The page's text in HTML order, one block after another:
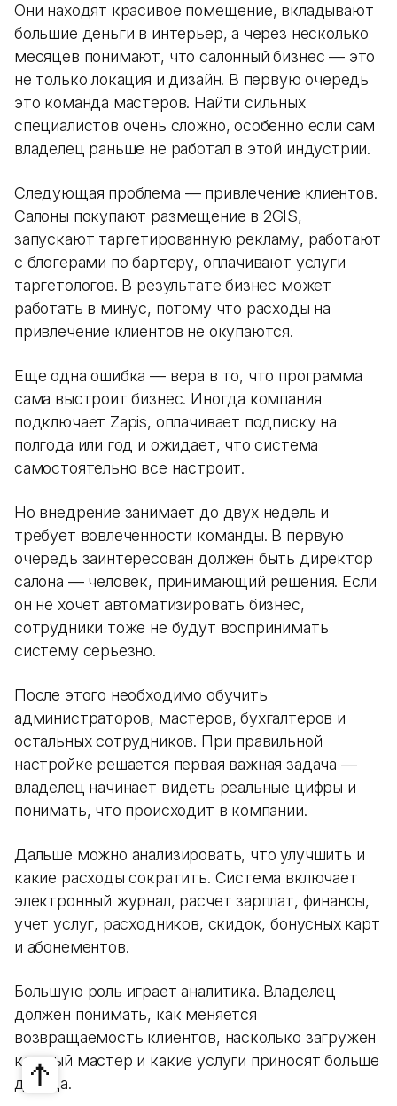
Они находят красивое помещение, вкладывают
большие деньги в интерьер, а через несколько
месяцев понимают, что салонный бизнес — это
не только локация и дизайн. В первую очередь
это команда мастеров. Найти сильных
специалистов очень сложно, особенно если сам
владелец раньше не работал в этой индустрии.
Следующая проблема — привлечение клиентов.
Салоны покупают размещение в 2GIS,
запускают таргетированную рекламу, работают
с блогерами по бартеру, оплачивают услуги
таргетологов. В результате бизнес может
работать в минус, потому что расходы на
привлечение клиентов не окупаются.
Еще одна ошибка — вера в то, что программа
сама выстроит бизнес. Иногда компания
подключает Zapis, оплачивает подписку на
полгода или год и ожидает, что система
самостоятельно все настроит.
Но внедрение занимает до двух недель и
требует вовлеченности команды. В первую
очередь заинтересован должен быть директор
салона — человек, принимающий решения. Если
он не хочет автоматизировать бизнес,
сотрудники тоже не будут воспринимать
систему серьезно.
После этого необходимо обучить
администраторов, мастеров, бухгалтеров и
остальных сотрудников. При правильной
настройке решается первая важная задача —
владелец начинает видеть реальные цифры и
понимать, что происходит в компании.
Дальше можно анализировать, что улучшить и
какие расходы сократить. Система включает
электронный журнал, расчет зарплат, финансы,
учет услуг, расходников, скидок, бонусных карт
и абонементов.
Большую роль играет аналитика. Владелец
должен понимать, как меняется
возвращаемость клиентов, насколько загружен
каждый мастер и какие услуги приносят больше
дохода.